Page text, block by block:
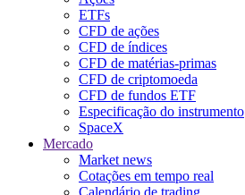
ETFs
CFD de ações
CFD de índices
CFD de matérias-primas
CFD de criptomoeda
CFD de fundos ETF
Especificação do instrumento
SpaceX
Mercado
Market news
Cotações em tempo real
Calendário de trading